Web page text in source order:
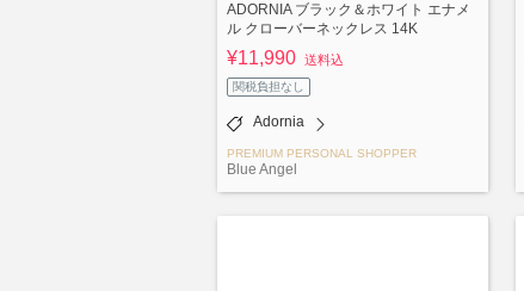
ADORNIA ブラック＆ホワイト エナメ
ル クローバーネックレス 14K
¥11,990 送料込
関税負担なし
Adornia
PREMIUM PERSONAL SHOPPER
Blue Angel